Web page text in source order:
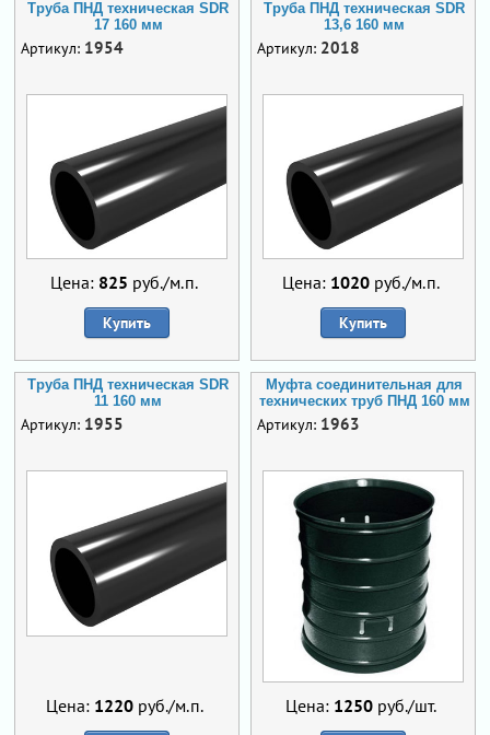
Труба ПНД техническая SDR
17 160 мм
Артикул: 1954
Цена: 825 руб./м.п.
Купить
Труба ПНД техническая SDR
13,6 160 мм
Артикул: 2018
Цена: 1020руб./м.п.
Купить
Труба ПНД техническая SDR
11 160 мм
Артикул: 1955
Цена: 1220руб./м.п.
Муфта соединительная для
технических труб ПНД 160 мм
Артикул: 1963
Цена: 1250руб./шт.